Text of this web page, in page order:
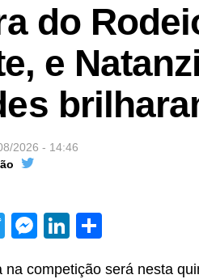
do
e
2026 - 14:46
TwitterMessenger
LinkedIn
na competição será nesta